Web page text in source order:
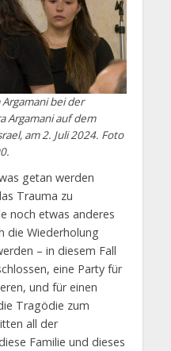
bei der
Argamani auf dem
am 2. Juli 2024. Foto
getan werden
Trauma zu
noch etwas anderes
die Wiederholung
– in diesem Fall
eine Party für
und für einen
Tragödie zum
all der
Familie und dieses